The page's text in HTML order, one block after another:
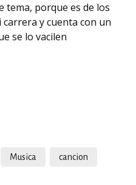
tema, porque es de los
y cuenta con un
se lo vacilen
Musica cancion